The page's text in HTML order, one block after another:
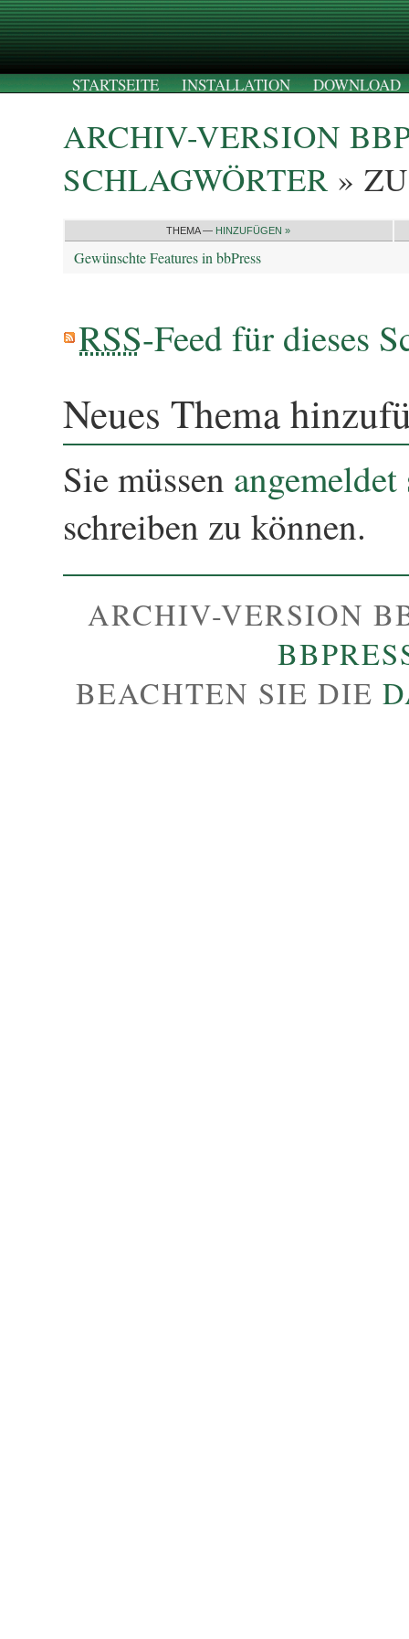
STARTSEITE INSTALLATION DOWNLOAD
ARCHIV-VERSION
SCHLAGWÖRTER»
THEMA — HINZUFÜGEN »
Gewünschte Features in bbPress
RSS-Feed für dieses
Neues Thema
Sie müssen angemeldet
schreiben zu können.
ARCHIV-VERSION
BEACHTEN SIE DIE